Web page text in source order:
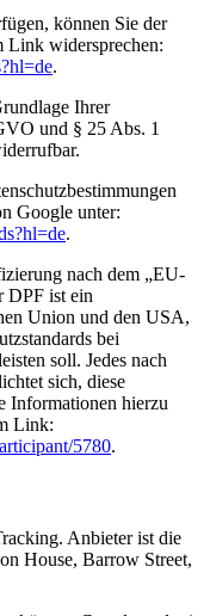
können Sie der
Link widersprechen:
.
Ihrer
und § 25 Abs. 1
Google unter:
.
nach dem „EU-
DPF ist ein
Union und den USA,
bei
soll. Jedes nach
sich, diese
Informationen hierzu
Link:
5780.
Anbieter ist die
House, Barrow Street,